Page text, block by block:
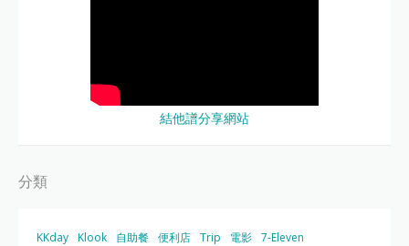
結他譜分享網站
分類
KKday Klook 自助餐 便利店 Trip 電影 7-Eleven